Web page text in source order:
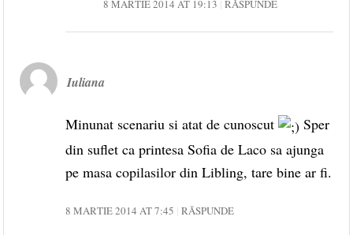
8 MARTIE 2014 AT 19:13 RĂSPUNDE
Iuliana
Minunat scenariu si atat de cunoscut
Sper
din suflet ca printesa Sofia de Laco sa ajunga
pe masa copilasilor din Libling, tare bine ar fi.
8 MARTIE 2014 AT 7:45 RĂSPUNDE